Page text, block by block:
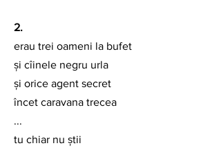
2.
erau trei oameni la bufet
și cîinele negru urla
și orice agent secret
încet caravana trecea
...
tu chiar nu știi